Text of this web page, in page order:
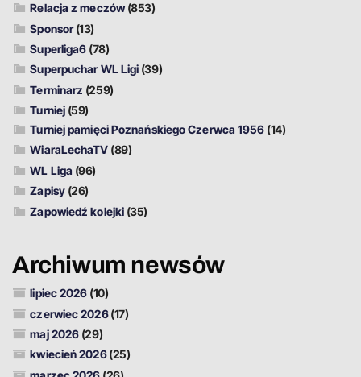
Relacja z meczów(853)
Sponsor(13)
Superliga6 (78)
Superpuchar WL Ligi (39)
Terminarz (259)
Turniej (59)
Turniej pamięci Poznańskiego Czerwca 1956 (14)
WiaraLechaTV (89)
WL Liga (96)
Zapisy(26)
Zapowiedź kolejki (35)
Archiwum newsów
lipiec 2026 (10)
czerwiec 2026(17)
maj 2026 (29)
kwiecień 2026(25)